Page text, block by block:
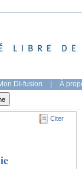
DI-fusion | À
Citer